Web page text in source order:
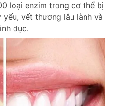
loại enzim trong cơ thể bị
vết thương lâu lành và
dục.